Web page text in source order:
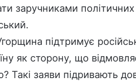
заручниками
підтримує
як сторону, що
Такі заяви підривають